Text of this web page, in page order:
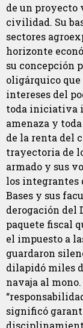
de un proyecto
civilidad. Su
sectores
horizonte
su concepción
oligárquico
intereses del
toda iniciativa
amenaza y
de la renta del
trayectoria de
armado y sus
los integrantes
Bases y sus
derogación del
paquete fiscal
el impuesto a
guardaron
dilapidó miles
navaja al
significó